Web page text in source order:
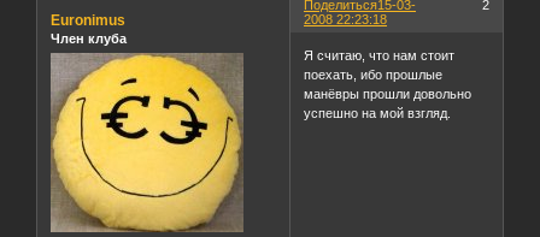
Поделиться 2
15-03-
2008 22:23:18
Euronimus
Член клуба
Я считаю, что нам стоит
поехать, ибо прошлые
манёвры прошли довольно
успешно на мой взгляд.